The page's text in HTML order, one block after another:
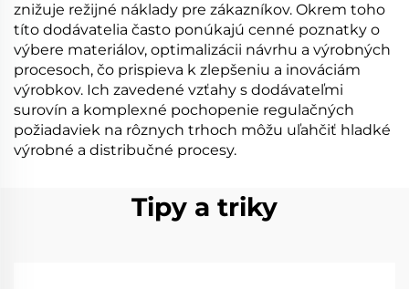
znižuje režijné náklady pre zákazníkov. Okrem toho
títo dodávatelia často ponúkajú cenné poznatky o
výbere materiálov, optimalizácii návrhu a výrobných
procesoch, čo prispieva k zlepšeniu a inováciám
výrobkov. Ich zavedené vzťahy s dodávateľmi
surovín a komplexné pochopenie regulačných
požiadaviek na rôznych trhoch môžu uľahčiť hladké
výrobné a distribučné procesy.
Tipy a triky